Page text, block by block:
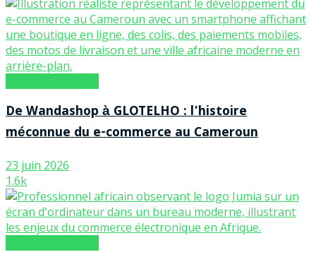
De Wandashop à GLOTELHO : l’histoire
méconnue du e-commerce au Cameroun
23 juin 2026
1.6k